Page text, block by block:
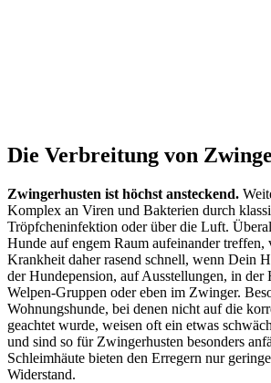
Die Verbreitung von
Zwingerhusten ist höchst ansteckend.
Komplex an Viren und Bakterien durch
Tröpfcheninfektion oder über die Luft.
Hunde auf engem Raum aufeinander treffen,
Krankheit daher rasend schnell, wenn Dein
der Hundepension, auf Ausstellungen, in der
Welpen-Gruppen oder eben im Zwinger.
Wohnungshunde, bei denen nicht auf die
geachtet wurde, weisen oft ein etwas
und sind so für Zwingerhusten besonders
Schleimhäute bieten den Erregern nur
Widerstand.